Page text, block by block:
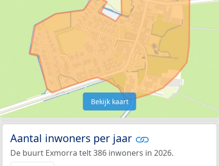
Bekijk kaart
Aantal inwoners per jaar
De buurt Exmorra telt 386 inwoners in 2026.